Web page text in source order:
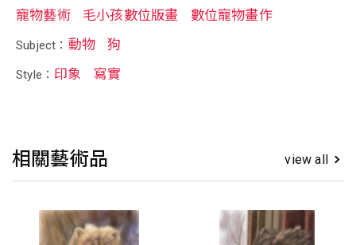
寵物藝術
毛小孩數位版畫 數位寵物畫作
Subject： 動物 狗
Style： 印象 寫實
相關藝術品 view all